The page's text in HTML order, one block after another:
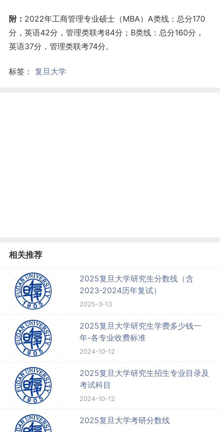
附： 2022年工商管理专业硕士（MBA）A类线：总分170
分，英语42分，管理类联考84分；B类线：总分160分，
英语37分，管理类联考74分。
标签： 复旦大学
相关推荐
2025复旦大学研究生分数线（含
2023-2024历年复试）
2025-3-13
2025复旦大学研究生学费多少钱一
年-各专业收费标准
2024-10-12
2025复旦大学研究生招生专业目录及
考试科目
2024-10-12
2025复旦大学考研分数线